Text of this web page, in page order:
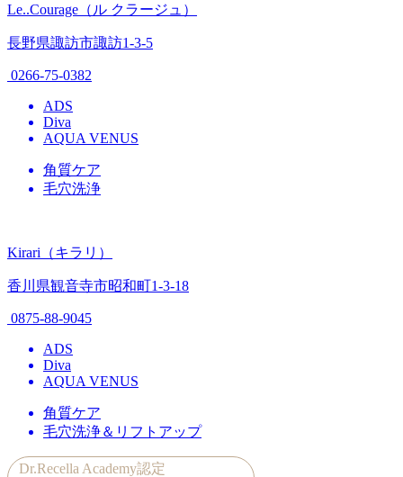
Le..Courage（ル クラージュ）
長野県諏訪市諏訪1-3-5
0266-75-0382
ADS
Diva
AQUA VENUS
角質ケア
毛穴洗浄
Kirari（キラリ）
香川県観音寺市昭和町1-3-18
0875-88-9045
ADS
Diva
AQUA VENUS
角質ケア
毛穴洗浄＆リフトアップ
Dr.Recella Academy認定